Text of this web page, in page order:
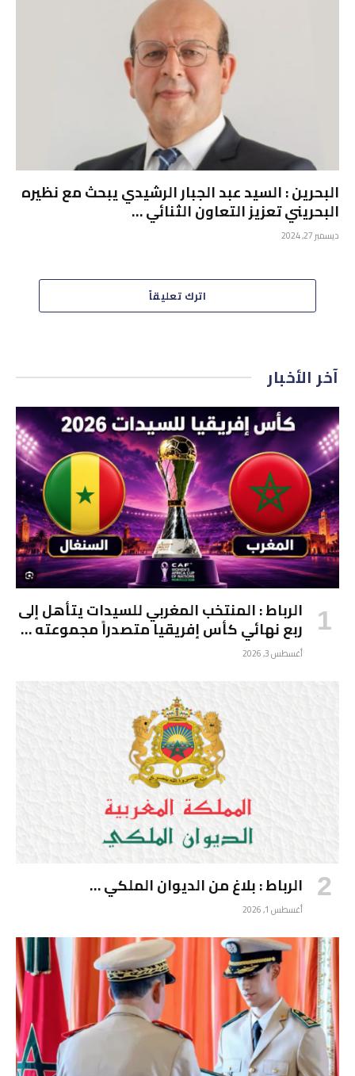
البحرين : السيد عبد الجبار الرشيدي يبحث مع نظيره
البحريني تعزيز التعاون الثنائي …
ديسمبر 27, 2024
اترك تعليقاً
آخر الأخبار
الرباط : المنتخب المغربي للسيدات يتأهل إلى
ربع نهائي كأس إفريقيا متصدراً مجموعته …
أغسطس 3, 2026
الرباط : بلاغ من الديوان الملكي …
أغسطس 1, 2026